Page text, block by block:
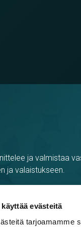
evästeitä
tarjoamamme
ja valmistaa
ja valaistukseen.